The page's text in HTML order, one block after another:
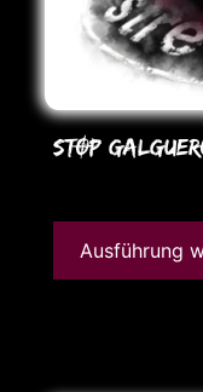
STOP
Ausführung